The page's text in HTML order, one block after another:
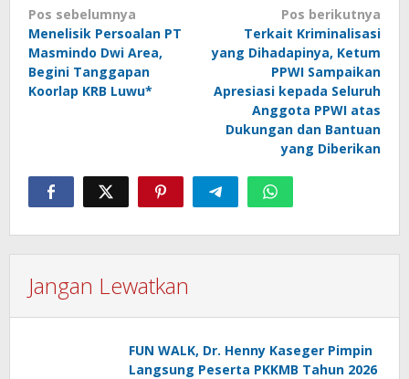
Navigasi
pos
Pos sebelumnya
Menelisik Persoalan PT
Masmindo Dwi Area,
Begini Tanggapan
Koorlap KRB Luwu*
Pos berikutnya
Terkait Kriminalisasi
yang Dihadapinya, Ketum
PPWI Sampaikan
Apresiasi kepada Seluruh
Anggota PPWI atas
Dukungan dan Bantuan
yang Diberikan
Jangan Lewatkan
FUN WALK, Dr. Henny Kaseger Pimpin
Langsung Peserta PKKMB Tahun 2026